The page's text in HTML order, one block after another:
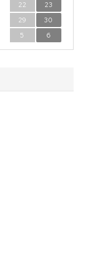
22
23
29
30
5 6